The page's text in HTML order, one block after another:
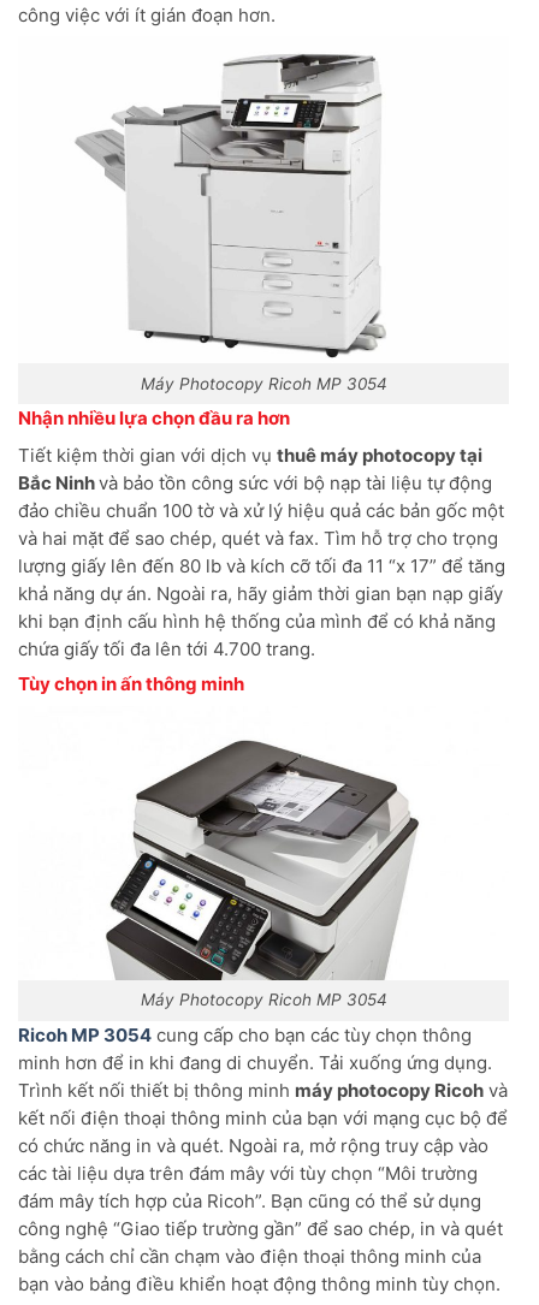
công việc với ít gián đoạn hơn.
Máy Photocopy Ricoh MP 3054
Nhận nhiều lựa chọn đầu ra hơn
Tiết kiệm thời gian với dịch vụ thuê máy photocopy tại
Bắc Ninhvà bảo tồn công sức với bộ nạp tài liệu tự động
đảo chiều chuẩn 100 tờ và xử lý hiệu quả các bản gốc một
và hai mặt để sao chép, quét và fax. Tìm hỗ trợ cho trọng
lượng giấy lên đến 80 lb và kích cỡ tối đa 11 “x 17” để tăng
khả năng dự án. Ngoài ra, hãy giảm thời gian bạn nạp giấy
khi bạn định cấu hình hệ thống của mình để có khả năng
chứa giấy tối đa lên tới 4.700 trang.
Tùy chọn in ấn thông minh
Máy Photocopy Ricoh MP 3054
Ricoh MP 3054 cung cấp cho bạn các tùy chọn thông
minh hơn để in khi đang di chuyển. Tải xuống ứng dụng.
Trình kết nối thiết bị thông minh máy photocopy Ricoh và
kết nối điện thoại thông minh của bạn với mạng cục bộ để
có chức năng in và quét. Ngoài ra, mở rộng truy cập vào
các tài liệu dựa trên đám mây với tùy chọn “Môi trường
đám mây tích hợp của Ricoh”. Bạn cũng có thể sử dụng
công nghệ “Giao tiếp trường gần” để sao chép, in và quét
bằng cách chỉ cần chạm vào điện thoại thông minh của
bạn vào bảng điều khiển hoạt động thông minh tùy chọn.